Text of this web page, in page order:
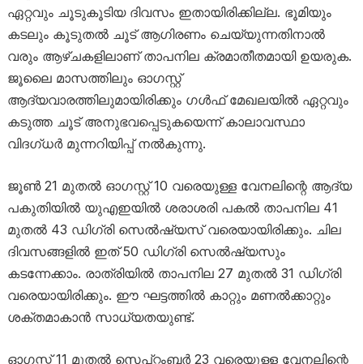
ഏറ്റവും ചൂടുകൂടിയ ദിവസം ഇതായിരിക്കില്ല. ഭൂമിയും
കടലും കൂടുതൽ ചൂട് ആഗിരണം ചെയ്യുന്നതിനാൽ
വരും ആഴ്ചകളിലാണ് താപനില ക്രമാതീതമായി ഉയരുക.
ജൂലൈ മാസത്തിലും ഓഗസ്റ്റ്
ആദ്യവാരത്തിലുമായിരിക്കും ഗൾഫ് മേഖലയിൽ ഏറ്റവും
കടുത്ത ചൂട് അനുഭവപ്പെടുകയെന്ന് കാലാവസ്ഥാ
വിദഗ്ധർ മുന്നറിയിപ്പ് നൽകുന്നു.
ജൂൺ 21 മുതൽ ഓഗസ്റ്റ് 10 വരെയുള്ള വേനലിന്റെ ആദ്യ
പകുതിയിൽ യുഎഇയിൽ ശരാശരി പകൽ താപനില 41
മുതൽ 43 ഡിഗ്രി സെൽഷ്യസ് വരെയായിരിക്കും. ചില
ദിവസങ്ങളിൽ ഇത് 50 ഡിഗ്രി സെൽഷ്യസും
കടന്നേക്കാം. രാത്രിയിൽ താപനില 27 മുതൽ 31 ഡിഗ്രി
വരെയായിരിക്കും. ഈ ഘട്ടത്തിൽ കാറ്റും മണൽക്കാറ്റും
ശക്തമാകാൻ സാധ്യതയുണ്ട്.
ഓഗസ്റ്റ് 11 മുതൽ സെപ്റ്റംബർ 23 വരെയുള്ള വേനലിന്റെ